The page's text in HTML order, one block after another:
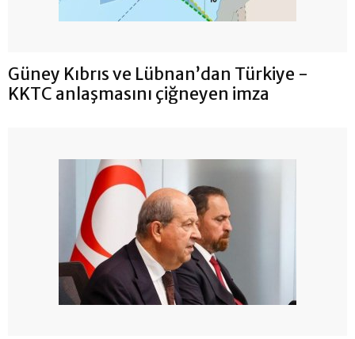
Güney Kıbrıs ve Lübnan’dan Türkiye -
KKTC anlaşmasını çiğneyen imza